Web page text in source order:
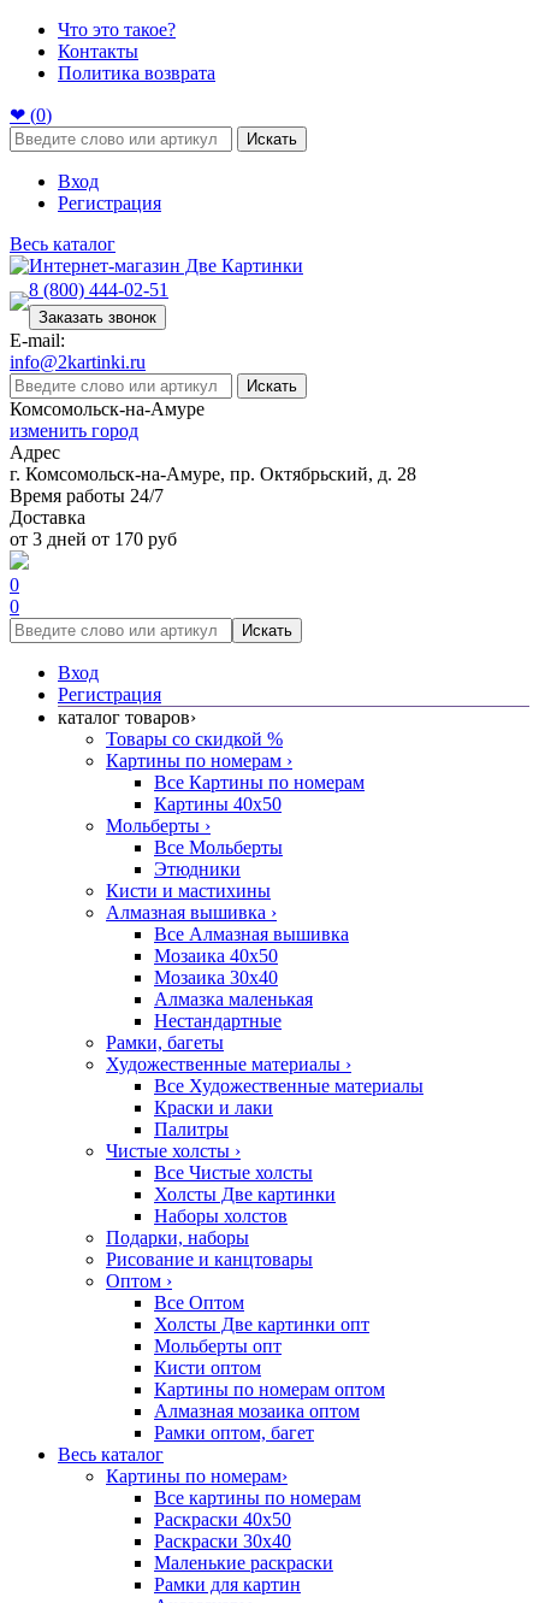
Что это такое?
Контакты
Политика возврата
❤ (0)
Искать
Вход
Регистрация
Весь каталог
8 (800) 444-02-51
Заказать звонок
E-mail:
info@2kartinki.ru
Искать
Комсомольск-на-Амуре
изменить город
Адрес
г. Комсомольск-на-Амуре, пр. Октябрьский, д. 28
Время работы 24/7
Доставка
от 3 дней от 170 руб
0
0
Искать
Вход
Регистрация
каталог товаров›
Товары со скидкой %
Картины по номерам ›
Все Картины по номерам
Картины 40x50
Мольберты ›
Все Мольберты
Этюдники
Кисти и мастихины
Алмазная вышивка ›
Все Алмазная вышивка
Мозаика 40x50
Мозаика 30x40
Алмазка маленькая
Нестандартные
Рамки, багеты
Художественные материалы ›
Все Художественные материалы
Краски и лаки
Палитры
Чистые холсты ›
Все Чистые холсты
Холсты Две картинки
Наборы холстов
Подарки, наборы
Рисование и канцтовары
Оптом ›
Все Оптом
Холсты Две картинки опт
Мольберты опт
Кисти оптом
Картины по номерам оптом
Алмазная мозаика оптом
Рамки оптом, багет
Весь каталог
Картины по номерам›
Все картины по номерам
Раскраски 40х50
Раскраски 30х40
Маленькие раскраски
Рамки для картин